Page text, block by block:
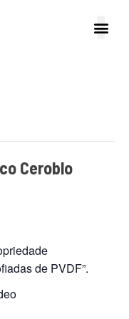
Ceroblo
de PVDF”.